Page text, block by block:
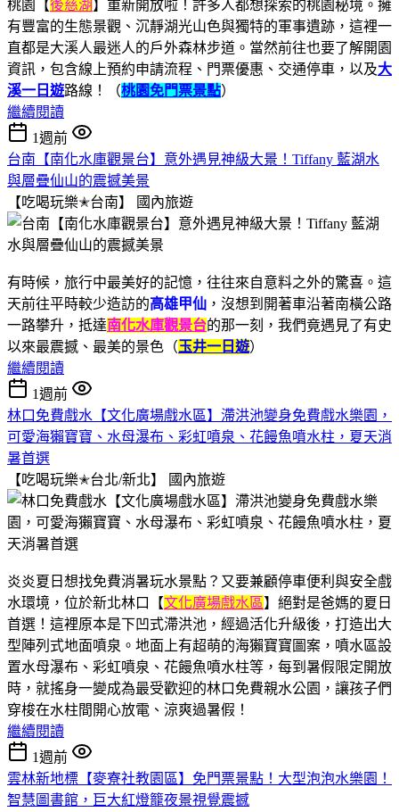
桃園【後慈湖 】重新開放啦！許多人都想探索的桃園秘境。擁
有豐富的生態景觀、沉靜湖光山色與獨特的軍事遺跡，這裡一
直都是大溪人最迷人的戶外森林步道。當然前往也要了解開園
資訊，包含線上預約申請流程、門票優惠、交通停車，以及大
溪一日遊路線！（桃園免門票景點）
繼續閱讀
1週前
台南【南化水庫觀景台】意外遇見神級大景！Tiffany 藍湖水
與層疊仙山的震撼美景
【吃喝玩樂✭台南】
國內旅遊
有時候，旅行中最美好的記憶，往往來自意料之外的驚喜。這
天前往平時較少造訪的高雄甲仙 ，沒想到開著車沿著南橫公路
一路攀升，抵達南化水庫觀景台的那一刻，我們竟遇見了有史
以來最震撼、最美的景色（玉井一日遊）
繼續閱讀
1週前
林口免費戲水【文化廣場戲水區】滯洪池變身免費戲水樂園，
可愛海獺寶寶、水母瀑布、彩虹噴泉、花饅魚噴水柱，夏天消
暑首選
【吃喝玩樂✭台北/新北】
國內旅遊
炎炎夏日想找免費消暑玩水景點？又要兼顧停車便利與安全戲
水環境，位於新北林口【文化廣場戲水區】絕對是爸媽的夏日
首選！這裡原本是下凹式滯洪池，經過活化升級後，打造出大
型陣列式地面噴泉。地面上有超萌的海獺寶寶圖案，噴水區設
置水母瀑布、彩虹噴泉、花饅魚噴水柱等，每到暑假限定開放
時，就搖身一變成為最受歡迎的林口免費親水公園，讓孩子們
穿梭在水柱間開心放電、涼爽過暑假！
繼續閱讀
1週前
雲林新地標【麥寮社教園區】免門票景點！大型泡泡水樂園！
智慧圖書館，巨大紅燈籠夜景視覺震撼